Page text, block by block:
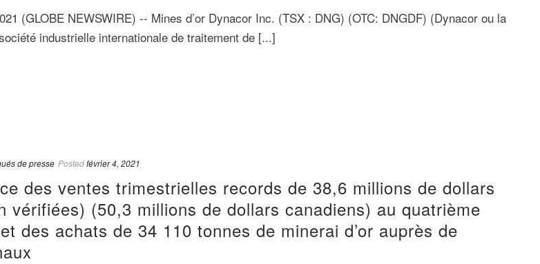
(GLOBE NEWSWIRE) -- Mines d’or Dynacor Inc. (TSX : DNG) (OTC: DNGDF) (Dynacor ou la
industrielle internationale de traitement de [...]
de presse Postedfévrier 4, 2021
des ventes trimestrielles records de 38,6 millions de dollars
vérifiées) (50,3 millions de dollars canadiens) au quatrième
des achats de 34 110 tonnes de minerai d’or auprès de